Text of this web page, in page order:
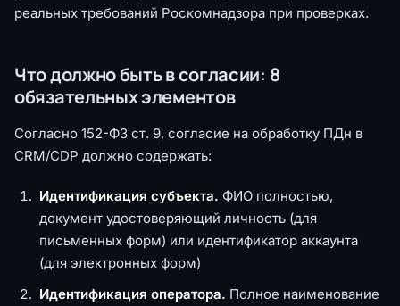
реальных требований Роскомнадзора при проверках.
Что должно быть в согласии: 8
обязательных элементов
Согласно 152-ФЗ ст. 9, согласие на обработку ПДн в
CRM/CDP должно содержать:
Идентификация субъекта. ФИО полностью,
документ удостоверяющий личность (для
письменных форм) или идентификатор аккаунта
(для электронных форм)
Идентификация оператора. Полное наименование